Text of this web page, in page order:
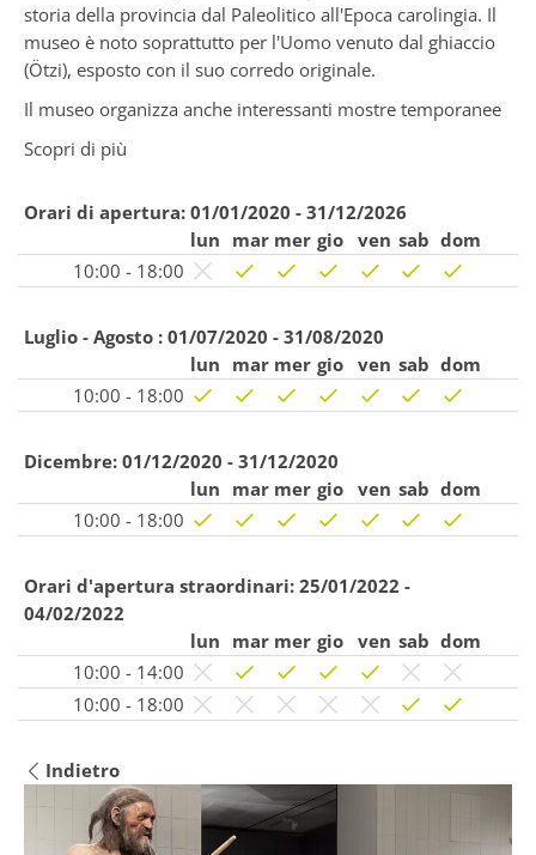
storia della provincia dal Paleolitico all'Epoca carolingia. Il
museo è noto soprattutto per l'Uomo venuto dal ghiaccio
(Ötzi), esposto con il suo corredo originale.
Il museo organizza anche interessanti mostre temporanee
Scopri di più
Orari di apertura: 01/01/2020 - 31/12/2026
lun mar mer gio ven sab dom
10:00 - 18:00
Luglio - Agosto : 01/07/2020 - 31/08/2020
lun mar mer gio ven sab dom
10:00 - 18:00
Dicembre: 01/12/2020 - 31/12/2020
lun mar mer gio ven sab dom
10:00 - 18:00
Orari d'apertura straordinari: 25/01/2022 -
04/02/2022
lun mar mer gio ven sab dom
10:00 - 14:00
10:00 - 18:00
Indietro